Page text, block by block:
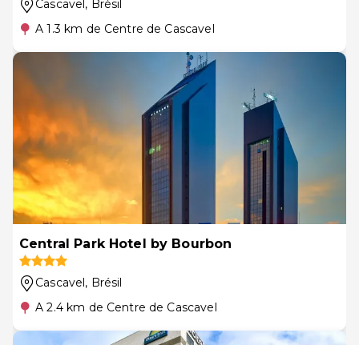
Cascavel, Brésil
A 1.3 km de Centre de Cascavel
Central Park Hotel by Bourbon
Cascavel, Brésil
A 2.4 km de Centre de Cascavel